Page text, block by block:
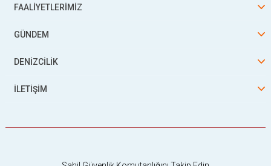
FAALİYETLERİMİZ
GÜNDEM
DENİZCİLİK
İLETİŞİM